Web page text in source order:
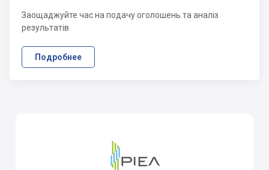
Заощаджуйте час на подачу оголошень та аналіз
результатів
Подробнее